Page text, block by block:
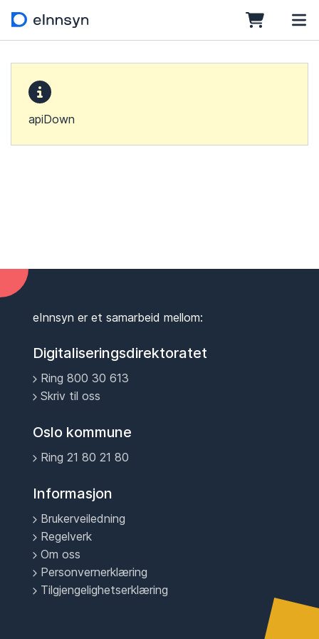
apiDown
eInnsyn er et samarbeid mellom:
Digitaliseringsdirektoratet
Ring 800 30 613
Skriv til oss
Oslo kommune
Ring 21 80 21 80
Informasjon
Brukerveiledning
Regelverk
Om oss
Personvernerklæring
Tilgjengelighetserklæring